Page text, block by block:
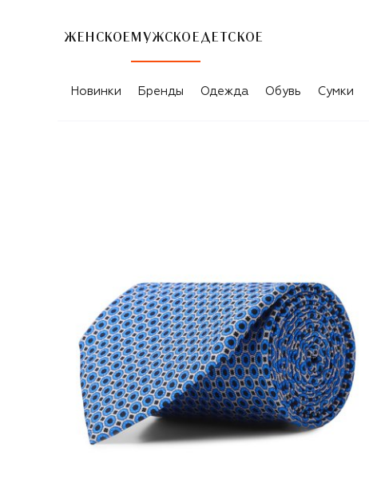
ЖЕНСКОЕ МУЖСКОЕ ДЕТСКОЕ
Новинки Бренды Одежда Обувь Сумки